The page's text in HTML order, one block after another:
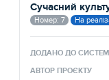
Сучасний
Номер: 7 На
ДОДАНО ДО
АВТОР ПРОЄКТУ